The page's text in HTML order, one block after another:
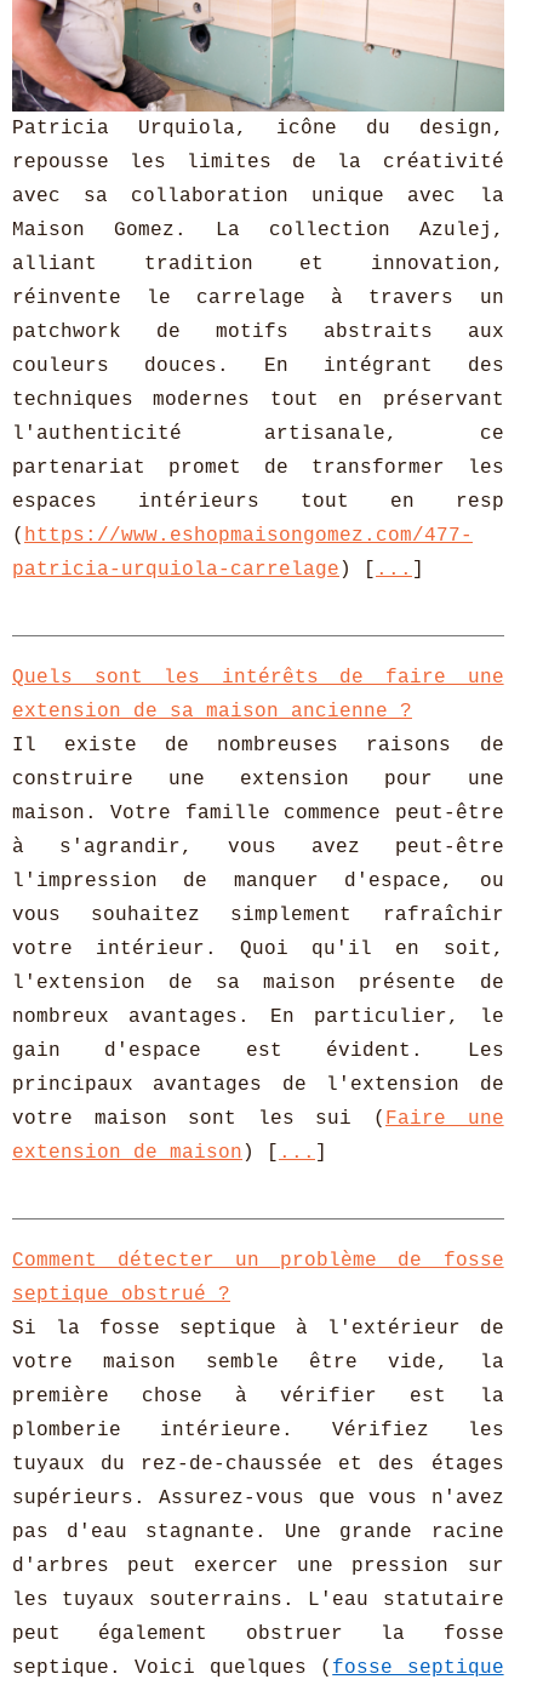
Patricia Urquiola, icône du design,
repousse les limites de la créativité
avec sa collaboration unique avec la
Maison Gomez. La collection Azulej,
alliant tradition et innovation,
réinvente le carrelage à travers un
patchwork de motifs abstraits aux
couleurs douces. En intégrant des
techniques modernes tout en préservant
l'authenticité artisanale, ce
partenariat promet de transformer les
espaces intérieurs tout en resp
( https://www.eshopmaisongomez.com/477-
patricia-urquiola-carrelage ) [ ...
Quels sont les intérêts de faire une
extension de sa maison ancienne ?
Il existe de nombreuses raisons de
construire une extension pour une
maison. Votre famille commence peut-être
à s'agrandir, vous avez peut-être
l'impression de manquer d'espace, ou
vous souhaitez simplement rafraîchir
votre intérieur. Quoi qu'il en soit,
l'extension de sa maison présente de
nombreux avantages. En particulier, le
gain d'espace est évident. Les
principaux avantages de l'extension de
votre maison sont les sui ( Faire une
extension de maison ) [ ...
Comment détecter un problème de fosse
septique obstrué ?
Si la fosse septique à l'extérieur de
votre maison semble être vide, la
première chose à vérifier est la
plomberie intérieure. Vérifiez les
tuyaux du rez-de-chaussée et des étages
supérieurs. Assurez-vous que vous n'avez
pas d'eau stagnante. Une grande racine
d'arbres peut exercer une pression sur
les tuyaux souterrains. L'eau statutaire
peut également obstruer la fosse
septique. Voici quelques ( fosse septique